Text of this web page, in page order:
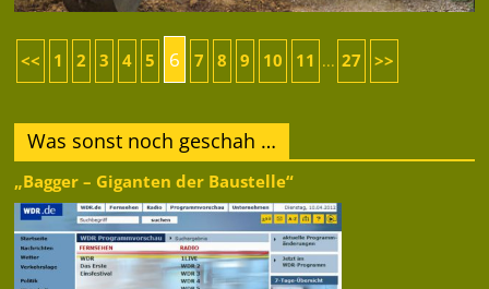
<< 1 2 3 4 5 6 7 8 9 10 11 ... 27 >>
Was sonst noch geschah …
„Bagger – Giganten der Baustelle“